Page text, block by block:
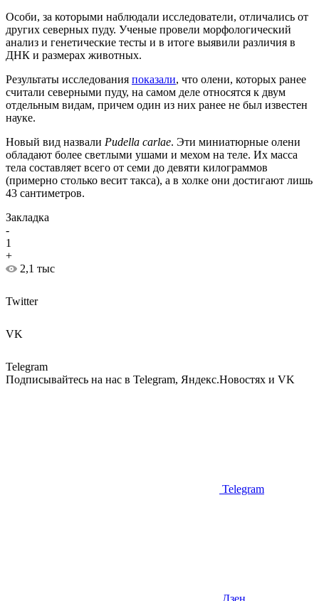
Особи, за которыми наблюдали исследователи, отличались от
других северных пуду. Ученые провели морфологический
анализ и генетические тесты и в итоге выявили различия в
ДНК и размерах животных.
Результаты исследования показали, что олени, которых ранее
считали северными пуду, на самом деле относятся к двум
отдельным видам, причем один из них ранее не был известен
науке.
Новый вид назвали Pudella carlae. Эти миниатюрные олени
обладают более светлыми ушами и мехом на теле. Их масса
тела составляет всего от семи до девяти килограммов
(примерно столько весит такса), а в холке они достигают лишь
43 сантиметров.
Закладка
-
1
+
2,1 тыс
Twitter
VK
Telegram
Подписывайтесь на нас в Telegram, Яндекс.Новостях и VK
Telegram